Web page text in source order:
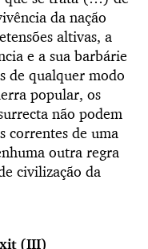
da nação
altivas, a
e a sua barbárie
de qualquer modo
popular, os
não podem
correntes de uma
outra regra
civilização da
(III)